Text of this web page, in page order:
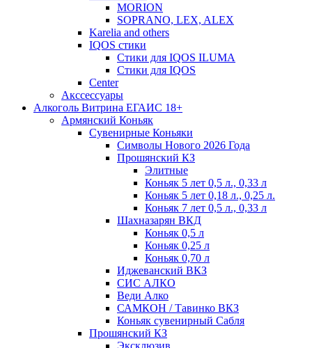
MORION
SOPRANO, LEX, ALEX
Karelia and others
IQOS стики
Стики для IQOS ILUMA
Стики для IQOS
Сenter
Акссессуары
Алкоголь Витрина ЕГАИС 18+
Армянский Коньяк
Сувенирные Коньяки
Символы Нового 2026 Года
Прошянский КЗ
Элитные
Коньяк 5 лет 0,5 л., 0,33 л
Коньяк 5 лет 0,18 л., 0,25 л.
Коньяк 7 лет 0,5 л., 0,33 л
Шахназарян ВКД
Коньяк 0,5 л
Коньяк 0,25 л
Коньяк 0,70 л
Иджеванский ВКЗ
СИС АЛКО
Веди Алко
САМКОН / Тавинко ВКЗ
Коньяк сувенирный Сабля
Прошянский КЗ
Эксклюзив